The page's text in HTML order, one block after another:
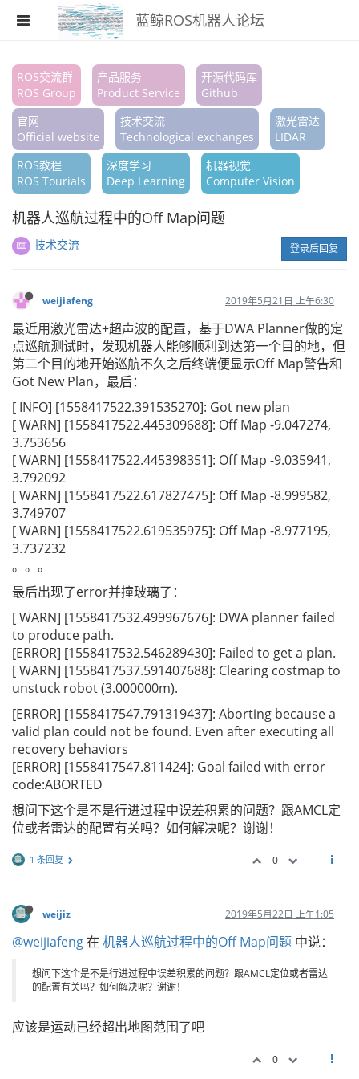
蓝鲸ROS机器人论坛
注册
登录
搜索
版块
ROS交流群
ROS Group
产品服务
Product Service
开源代码库
Github
官网
Official website
技术交流
Technological exchanges
激光雷达
LIDAR
ROS教程
ROS Tourials
深度学习
Deep Learning
机器视觉
Computer Vision
机器人巡航过程中的Off Map问题
技术交流 登录后回复
weijiafeng 2019年5月21日 上午6:30
最近用激光雷达+超声波的配置，基于DWA Planner做的定
点巡航测试时，发现机器人能够顺利到达第一个目的地，但
第二个目的地开始巡航不久之后终端便显示Off Map警告和
Got New Plan，最后：
[ INFO] [1558417522.391535270]: Got new plan
[ WARN] [1558417522.445309688]: Off Map -9.047274,
3.753656
[ WARN] [1558417522.445398351]: Off Map -9.035941,
3.792092
[ WARN] [1558417522.617827475]: Off Map -8.999582,
3.749707
[ WARN] [1558417522.619535975]: Off Map -8.977195,
3.737232
。。。
最后出现了error并撞玻璃了：
[ WARN] [1558417532.499967676]: DWA planner failed
to produce path.
[ERROR] [1558417532.546289430]: Failed to get a plan.
[ WARN] [1558417537.591407688]: Clearing costmap to
unstuck robot (3.000000m).
[ERROR] [1558417547.791319437]: Aborting because a
valid plan could not be found. Even after executing all
recovery behaviors
[ERROR] [1558417547.811424]: Goal failed with error
code:ABORTED
想问下这个是不是行进过程中误差积累的问题？跟AMCL定
位或者雷达的配置有关吗？如何解决呢？谢谢！
1 条回复 0
weijiz 2019年5月22日 上午1:05
@weijiafeng在 机器人巡航过程中的Off Map问题 中说：
想问下这个是不是行进过程中误差积累的问题？跟AMCL定位或者雷达
的配置有关吗？如何解决呢？谢谢！
应该是运动已经超出地图范围了吧
0